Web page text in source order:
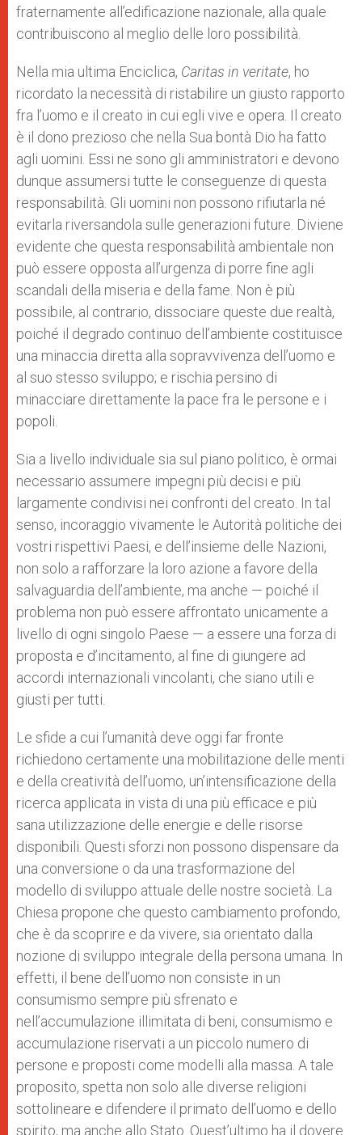
fraternamente all’edificazione nazionale, alla quale
contribuiscono al meglio delle loro possibilità.
Nella mia ultima Enciclica, Caritas in veritate, ho
ricordato la necessità di ristabilire un giusto rapporto
fra l’uomo e il creato in cui egli vive e opera. Il creato
è il dono prezioso che nella Sua bontà Dio ha fatto
agli uomini. Essi ne sono gli amministratori e devono
dunque assumersi tutte le conseguenze di questa
responsabilità. Gli uomini non possono rifiutarla né
evitarla riversandola sulle generazioni future. Diviene
evidente che questa responsabilità ambientale non
può essere opposta all’urgenza di porre fine agli
scandali della miseria e della fame. Non è più
possibile, al contrario, dissociare queste due realtà,
poiché il degrado continuo dell’ambiente costituisce
una minaccia diretta alla sopravvivenza dell’uomo e
al suo stesso sviluppo; e rischia persino di
minacciare direttamente la pace fra le persone e i
popoli.
Sia a livello individuale sia sul piano politico, è ormai
necessario assumere impegni più decisi e più
largamente condivisi nei confronti del creato. In tal
senso, incoraggio vivamente le Autorità politiche dei
vostri rispettivi Paesi, e dell’insieme delle Nazioni,
non solo a rafforzare la loro azione a favore della
salvaguardia dell’ambiente, ma anche — poiché il
problema non può essere affrontato unicamente a
livello di ogni singolo Paese — a essere una forza di
proposta e d’incitamento, al fine di giungere ad
accordi internazionali vincolanti, che siano utili e
giusti per tutti.
Le sfide a cui l’umanità deve oggi far fronte
richiedono certamente una mobilitazione delle menti
e della creatività dell’uomo, un’intensificazione della
ricerca applicata in vista di una più efficace e più
sana utilizzazione delle energie e delle risorse
disponibili. Questi sforzi non possono dispensare da
una conversione o da una trasformazione del
modello di sviluppo attuale delle nostre società. La
Chiesa propone che questo cambiamento profondo,
che è da scoprire e da vivere, sia orientato dalla
nozione di sviluppo integrale della persona umana. In
effetti, il bene dell’uomo non consiste in un
consumismo sempre più sfrenato e
nell’accumulazione illimitata di beni, consumismo e
accumulazione riservati a un piccolo numero di
persone e proposti come modelli alla massa. A tale
proposito, spetta non solo alle diverse religioni
sottolineare e difendere il primato dell’uomo e dello
spirito, ma anche allo Stato. Quest’ultimo ha il dovere